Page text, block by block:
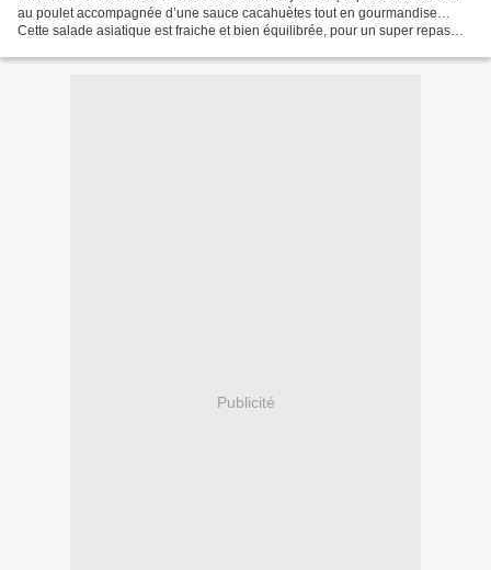
au poulet accompagnée d’une sauce cacahuètes tout en gourmandise…
Cette salade asiatique est fraiche et bien équilibrée, pour un super repas
Publicité